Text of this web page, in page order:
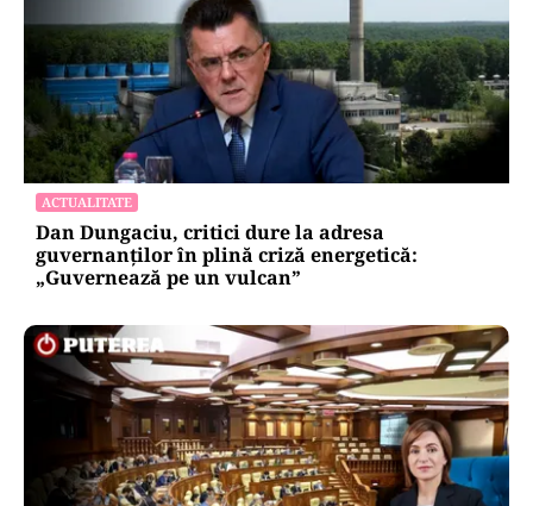
ACTUALITATE
Dan Dungaciu, critici dure la adresa
guvernanților în plină criză energetică:
„Guvernează pe un vulcan”